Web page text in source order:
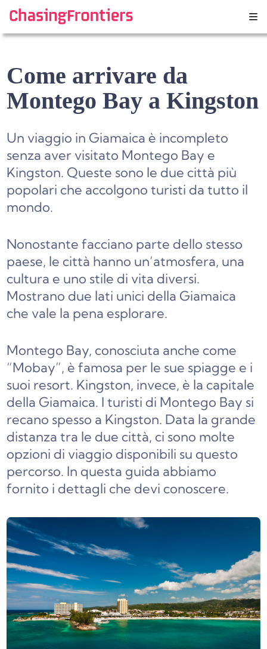
content
Come arrivare da
Montego Bay a Kingston
Un viaggio in Giamaica è incompleto
senza aver visitato Montego Bay e
Kingston. Queste sono le due città più
popolari che accolgono turisti da tutto il
mondo.
Nonostante facciano parte dello stesso
paese, le città hanno un’atmosfera, una
cultura e uno stile di vita diversi.
Mostrano due lati unici della Giamaica
che vale la pena esplorare.
Montego Bay, conosciuta anche come
“Mobay”, è famosa per le sue spiagge e i
suoi resort. Kingston, invece, è la capitale
della Giamaica. I turisti di Montego Bay si
recano spesso a Kingston. Data la grande
distanza tra le due città, ci sono molte
opzioni di viaggio disponibili su questo
percorso. In questa guida abbiamo
fornito i dettagli che devi conoscere.